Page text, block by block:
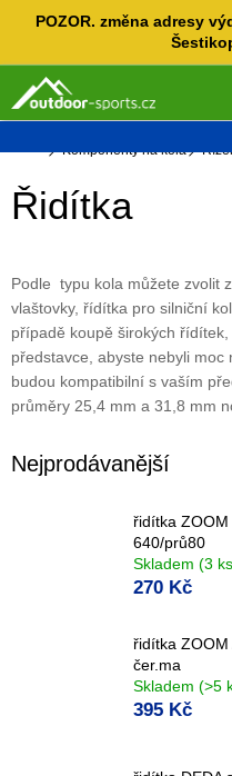
POZOR. změna adresy
Domů
Komponenty na kola
Řidítka
Podle typu kola můžete zvolit
vlaštovky, řídítka pro silniční
případě koupě širokých
představce, abyste nebyli
budou kompatibilní s vaším
průměry 25,4 mm a 31,8 mm
Nejprodávanější
řidítka
640/prů80
Skladem (3
270 Kč
řidítka ZOOM
čer.ma
Skladem (>5
395 Kč